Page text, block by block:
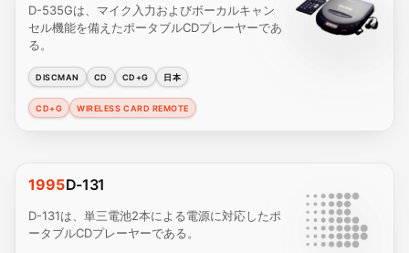
D-535Gは、マイク入力およびボーカルキャン
セル機能を備えたポータブルCDプレーヤーであ
る。
DISCMAN CD CD+G 日本
CD+G WIRELESS CARD REMOTE
1995D-131
D-131は、単三電池2本による電源に対応したポ
ータブルCDプレーヤーである。